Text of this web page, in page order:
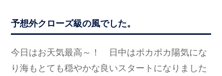
予想外クローズ級の風でした。
今日はお天気最高～！ 日中はポカポカ陽気にな
り海もとても穏やかな良いスタートになりました